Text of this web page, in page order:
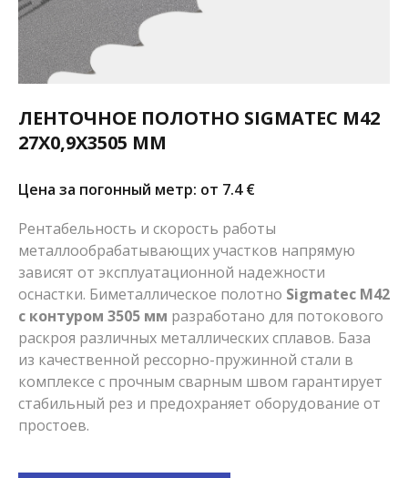
ЛЕНТОЧНОЕ ПОЛОТНО SIGMATEC M42
27X0,9X3505 ММ
Цена за погонный метр: от 7.4 €
Рентабельность и скорость работы
металлообрабатывающих участков напрямую
зависят от эксплуатационной надежности
оснастки. Биметаллическое полотно Sigmatec M42
с контуром 3505 мм разработано для потокового
раскроя различных металлических сплавов. База
из качественной рессорно-пружинной стали в
комплексе с прочным сварным швом гарантирует
стабильный рез и предохраняет оборудование от
простоев.